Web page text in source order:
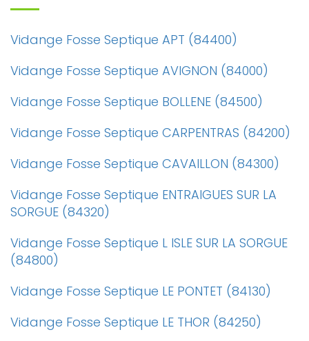
Vidange Fosse Septique APT (84400)
Vidange Fosse Septique AVIGNON (84000)
Vidange Fosse Septique BOLLENE (84500)
Vidange Fosse Septique CARPENTRAS (84200)
Vidange Fosse Septique CAVAILLON (84300)
Vidange Fosse Septique ENTRAIGUES SUR LA
SORGUE (84320)
Vidange Fosse Septique L ISLE SUR LA SORGUE
(84800)
Vidange Fosse Septique LE PONTET (84130)
Vidange Fosse Septique LE THOR (84250)